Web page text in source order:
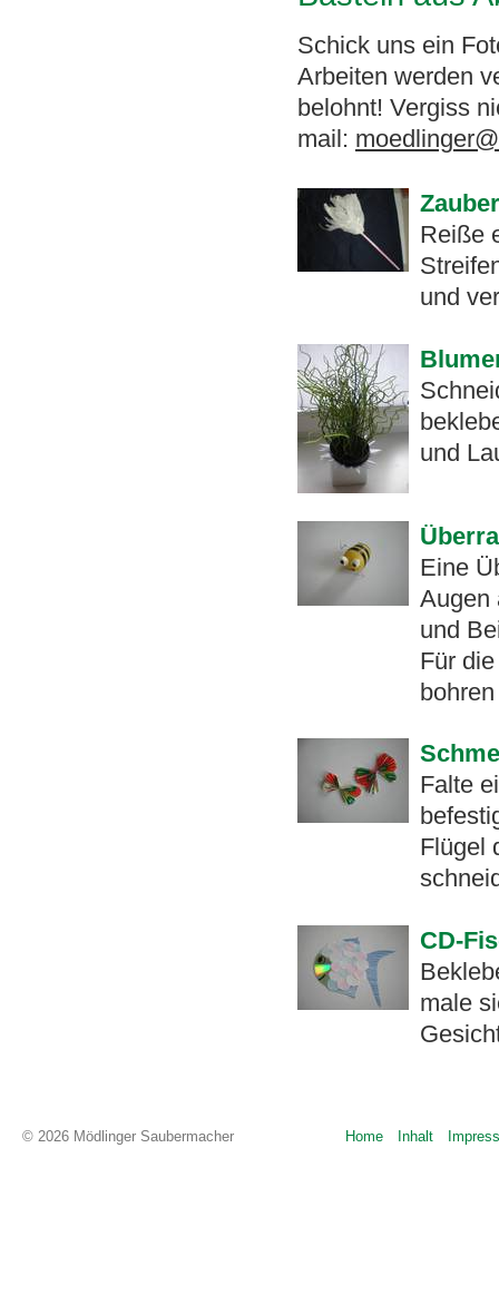
Schick uns ein
Arbeiten werden
belohnt! Vergiss
mail:
Reiße
und
und
Eine
Augen
und
Für
Falte
Flügel
CD-
male
© 2026 Mödlinger Saubermacher Home Inhalt